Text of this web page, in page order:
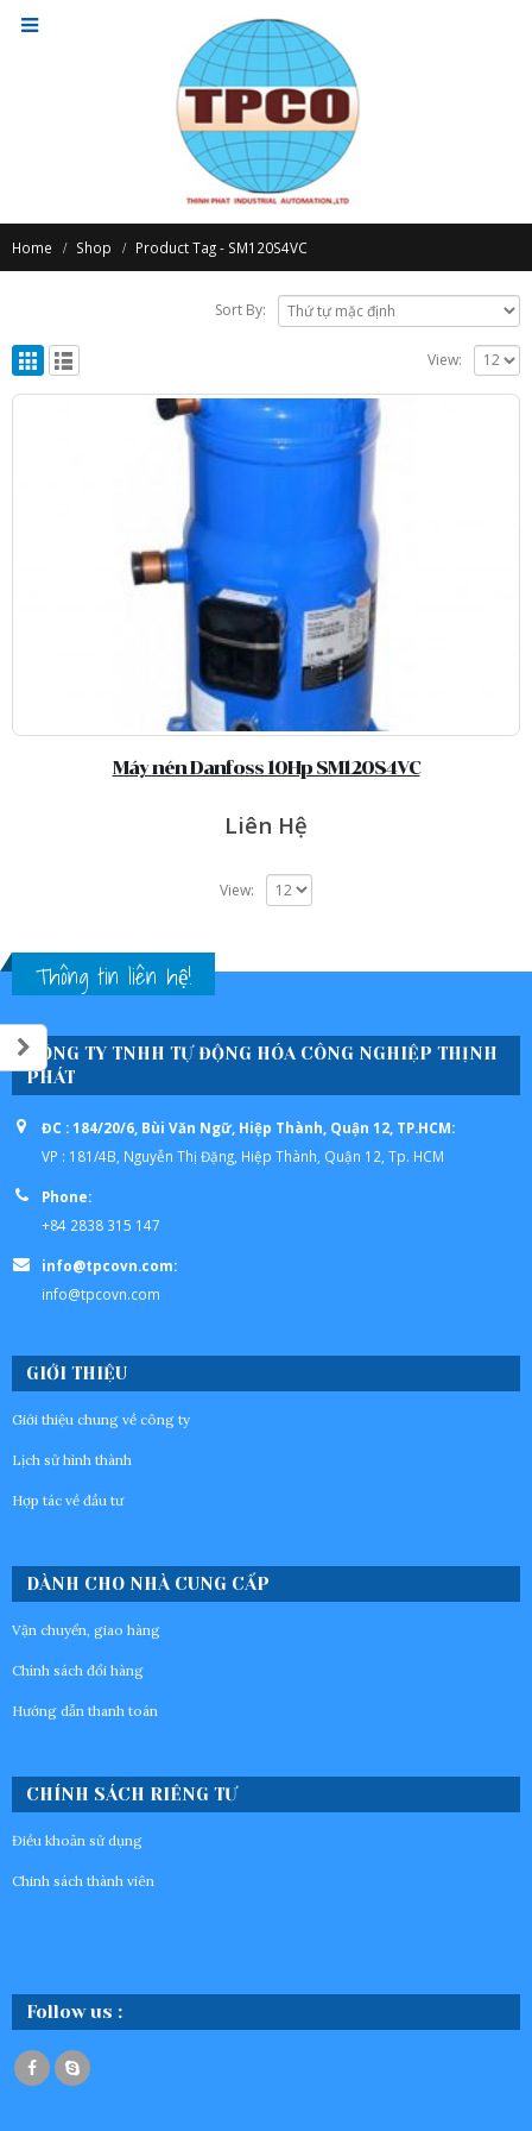
Home Shop Product Tag - SM120S4VC
Sort By:
View:
Máy nén Danfoss 10Hp SM120S4VC
Liên Hệ
View:
Thông tin liên hệ!
CÔNG TY TNHH TỰ ĐỘNG HÓA CÔNG NGHIỆP THỊNH
PHÁT
ĐC : 184/20/6, Bùi Văn Ngữ, Hiệp Thành, Quận 12, TP.HCM:
VP : 181/4B, Nguyễn Thị Đặng, Hiệp Thành, Quận 12, Tp. HCM
Phone:
+84 2838 315 147
info@tpcovn.com:
info@tpcovn.com
GIỚI THIỆU
Giới thiệu chung về công ty
Lịch sử hình thành
Hợp tác về đầu tư
DÀNH CHO NHÀ CUNG CẤP
Vận chuyển, giao hàng
Chính sách đổi hàng
Hướng dẫn thanh toán
CHÍNH SÁCH RIÊNG TƯ
Điều khoản sử dụng
Chinh sách thành viên
Follow us :